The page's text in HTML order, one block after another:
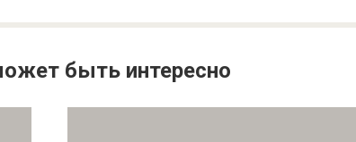
быть интересно